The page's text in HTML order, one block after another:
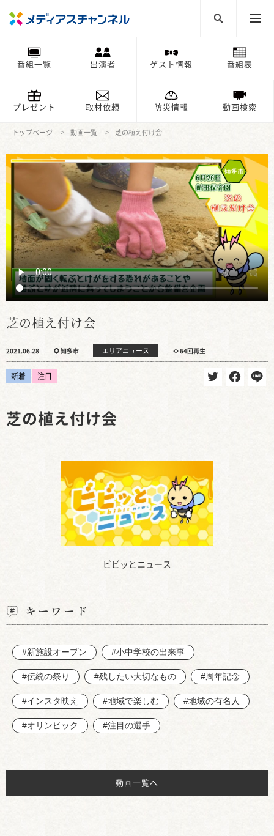
番組一覧 出演者 ゲスト情報 番組表
プレゼント 取材依頼 防災情報 動画検索
トップページ 動画一覧 芝の植え付け会
芝の植え付け会
2021.06.28 知多市 エリアニュース 64回再生
新着 注目
ビビッとニュース
芝の植え付け会
キーワード
#新施設オープン #小中学校の出来事
#伝統の祭り #残したい大切なもの #周年記念
#インスタ映え #地域で楽しむ #地域の有名人
#オリンピック #注目の選手
動画一覧へ